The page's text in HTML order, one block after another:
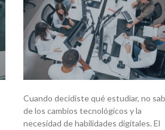
Cuando decidiste qué estudiar, no
de los cambios tecnológicos y la
necesidad de habilidades digitales. El